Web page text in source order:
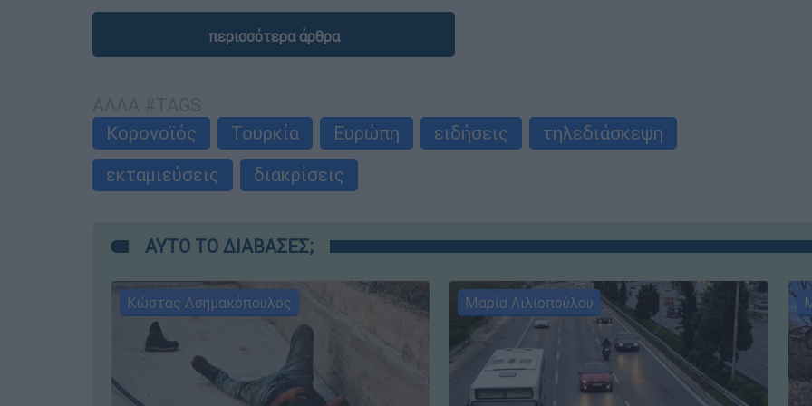
περισσότερα άρθρα
Κορονοϊός
Τουρκία Ευρώπη ειδήσεις
τηλεδιάσκεψη
εκταμιεύσεις
διακρίσεις
ΑΥΤΟ ΤΟ ΔΙΑΒΑΣΕΣ;
Κώστας Ασημακόπουλος Μαρία Λιλιοπούλου